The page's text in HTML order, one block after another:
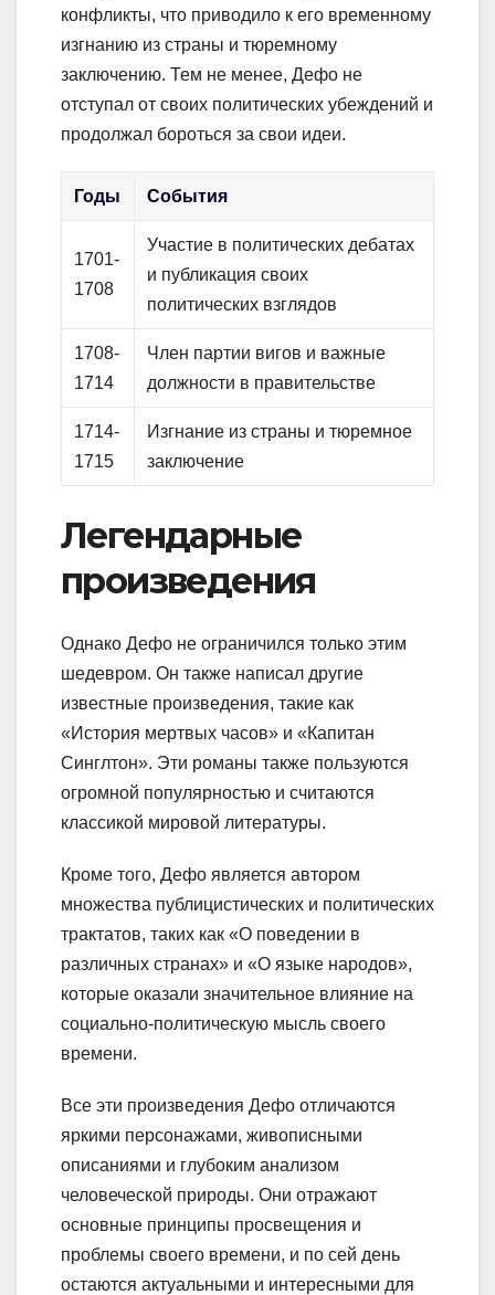
конфликты, что приводило к его временному
изгнанию из страны и тюремному
заключению. Тем не менее, Дефо не
отступал от своих политических убеждений и
продолжал бороться за свои идеи.
Годы События
1701-
1708
Участие в политических дебатах
и публикация своих
политических взглядов
1708-
1714
Член партии вигов и важные
должности в правительстве
1714-
1715
Изгнание из страны и тюремное
заключение
Легендарные
произведения
Однако Дефо не ограничился только этим
шедевром. Он также написал другие
известные произведения, такие как
«История мертвых часов» и «Капитан
Синглтон». Эти романы также пользуются
огромной популярностью и считаются
классикой мировой литературы.
Кроме того, Дефо является автором
множества публицистических и политических
трактатов, таких как «О поведении в
различных странах» и «О языке народов»,
которые оказали значительное влияние на
социально-политическую мысль своего
времени.
Все эти произведения Дефо отличаются
яркими персонажами, живописными
описаниями и глубоким анализом
человеческой природы. Они отражают
основные принципы просвещения и
проблемы своего времени, и по сей день
остаются актуальными и интересными для